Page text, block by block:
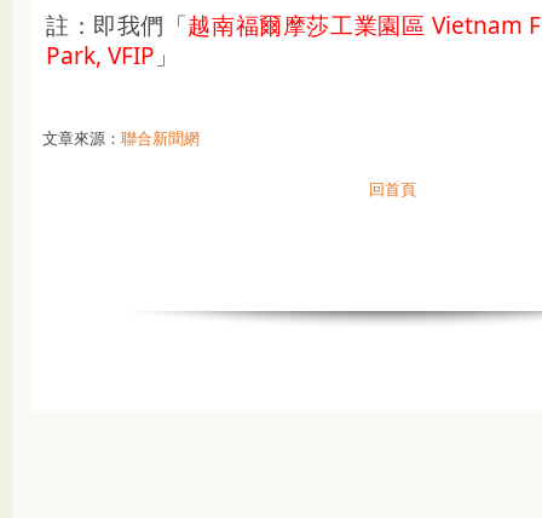
註：即我們「越南福爾摩莎工業園區 Vietnam
Park, VFIP 」
文章來源： 聯合新聞網
回首頁